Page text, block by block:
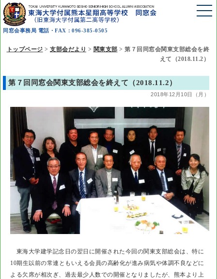
同窓会事務局 電話・FAX：096-385-0505
トップページ > 支部会だより > 関東支部 > 第７回同窓会関東支部総会を終
えて（2018.11.2）
第７回同窓会関東支部総会を終えて（2018.11.2）
2018年12月10日（月）
東海大学建学記念日の翌日に開催された今回の関東支部総会は、特に
10期生以前の常連ともいえる会員の高齢化が進み病気や体調不良などに
よる欠席が相次ぎ、過去最少人数での開催となりましたが、熊本より上